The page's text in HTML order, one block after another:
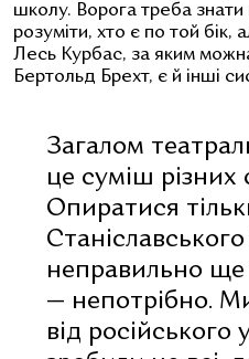
школу. Ворога треба
розуміти, хто є по той бік,
Лесь Курбас, за яким
Бертольд Брехт, є й інші
Загалом
це суміш різних
Опиратися
неправильно ще
— непотрібно.
від російського